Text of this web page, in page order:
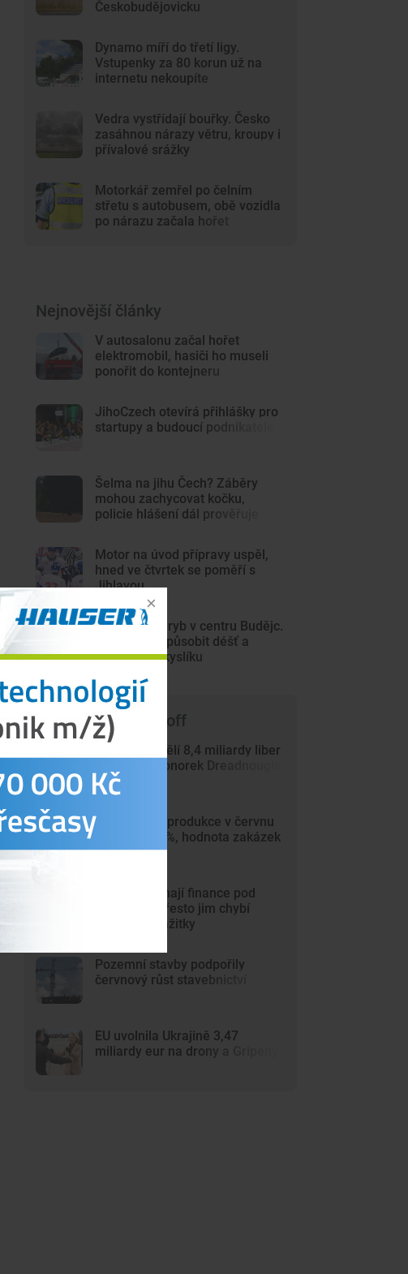
Českobudějovicku
Dynamo míří do třetí ligy.
Vstupenky za 80 korun už na
internetu nekoupíte
Vedra vystřídají bouřky. Česko
zasáhnou nárazy větru, kroupy i
přívalové srážky
Motorkář zemřel po čelním
střetu s autobusem, obě vozidla
po nárazu začala hořet
Nejnovější články
V autosalonu začal hořet
elektromobil, hasiči ho museli
ponořit do kontejneru
JihoCzech otevírá přihlášky pro
startupy a budoucí podnikatele
Šelma na jihu Čech? Záběry
mohou zachycovat kočku,
policie hlášení dál prověřuje
Motor na úvod přípravy uspěl,
hned ve čtvrtek se poměří s
Jihlavou
Sto mrtvých ryb v centru Budějc.
Úhyn mohl způsobit déšť a
nedostatek kyslíku
O čem píše Trade-off
Británie přidělí 8,4 miliardy liber
výrobcům ponorek Dreadnought
Průmyslová produkce v červnu
vzrostla o 4 %, hodnota zakázek
stoupla
Mladí Češi mají finance pod
kontrolou. Přesto jim chybí
peníze na zážitky
Pozemní stavby podpořily
červnový růst stavebnictví
EU uvolnila Ukrajině 3,47
miliardy eur na drony a Gripeny